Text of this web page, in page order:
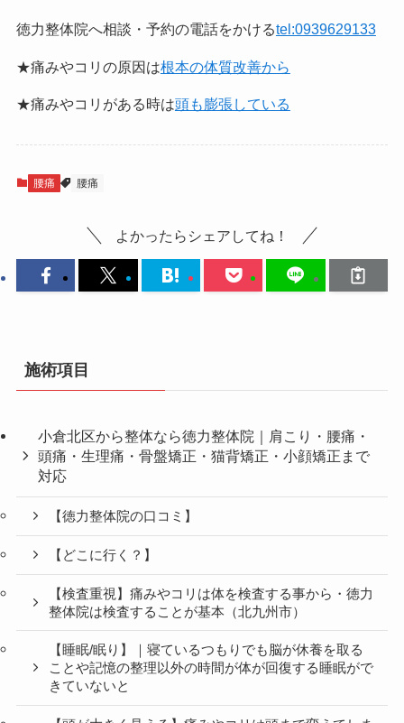
徳力整体院へ相談・予約の電話をかけるtel:0939629133
★痛みやコリの原因は根本の体質改善から
★痛みやコリがある時は頭も膨張している
腰痛 腰痛
よかったらシェアしてね！
施術項目
小倉北区から整体なら徳力整体院｜肩こり・腰痛・
頭痛・生理痛・骨盤矯正・猫背矯正・小顔矯正まで
対応
【徳力整体院の口コミ】
【どこに行く？】
【検査重視】痛みやコリは体を検査する事から・徳力
整体院は検査することが基本（北九州市）
【睡眠/眠り】｜寝ているつもりでも脳が休養を取る
ことや記憶の整理以外の時間が体が回復する睡眠がで
きていないと